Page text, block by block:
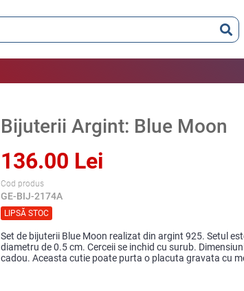
Bijuterii Argint: Blue Moon
136.00 Lei
Cod produs
GE-BIJ-2174A
LIPSĂ STOC
Set de bijuterii Blue Moon realizat din argint 925. Setul
diametru de 0.5 cm. Cerceii se inchid cu surub.
cadou. Aceasta cutie poate purta o placuta gravata cu